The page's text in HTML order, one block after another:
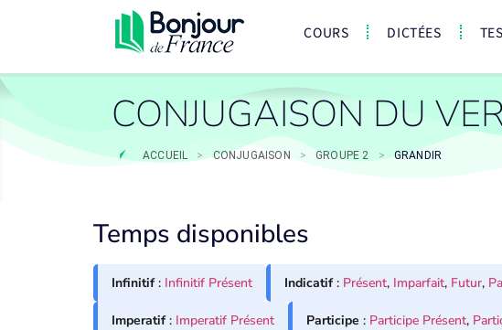
COURS DICTÉES
CONJUGAISON DU
ACCUEIL > CONJUGAISON > GROUPE 2 > GRANDIR
Temps disponibles
Infinitif: Infinitif Présent Indicatif: Présent, Imparfait, Futur,
Imperatif: Imperatif Présent Participe : Participe Présent,